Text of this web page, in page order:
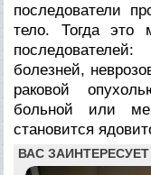
последователи
тело. Тогда это
болезней,
раковой
больной или
становится